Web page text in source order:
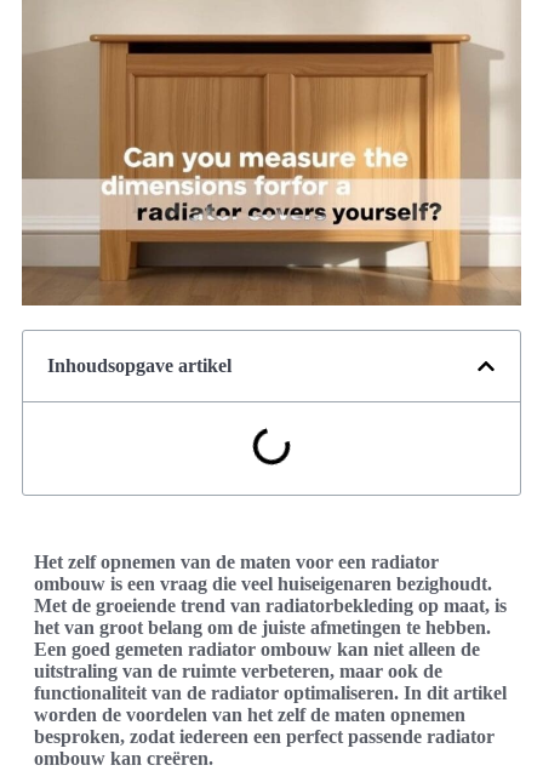
Inhoudsopgave artikel
Het zelf opnemen van de maten voor een radiator
ombouw is een vraag die veel huiseigenaren bezighoudt.
Met de groeiende trend van radiatorbekleding op maat, is
het van groot belang om de juiste afmetingen te hebben.
Een goed gemeten radiator ombouw kan niet alleen de
uitstraling van de ruimte verbeteren, maar ook de
functionaliteit van de radiator optimaliseren. In dit artikel
worden de voordelen van het zelf de maten opnemen
besproken, zodat iedereen een perfect passende radiator
ombouw kan creëren.